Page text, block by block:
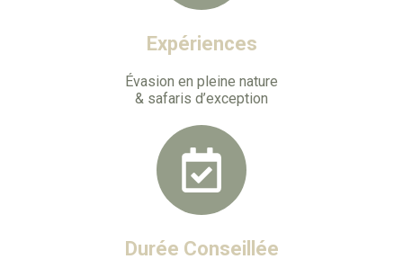
Expériences
Évasion en pleine nature
& safaris d’exception
Durée Conseillée